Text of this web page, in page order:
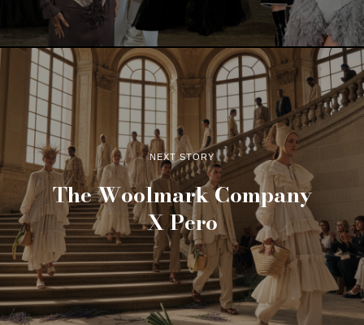
NEXT STORY
The Woolmark Company
X Pero